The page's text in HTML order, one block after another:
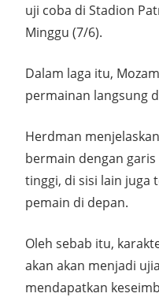
uji coba di Stadion
Minggu (7/6).
Dalam laga itu,
permainan langsung
Herdman
bermain dengan
tinggi, di sisi lain juga
pemain di depan.
Oleh sebab itu,
akan akan menjadi
mendapatkan